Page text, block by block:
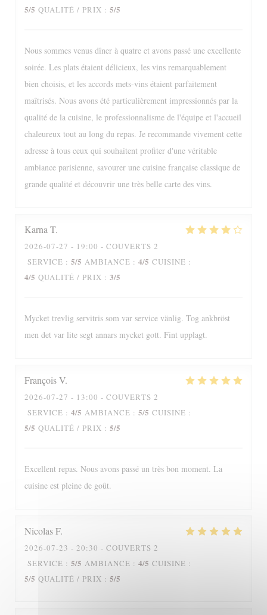
5/5 QUALITÉ / PRIX : 5/5
Nous sommes venus dîner à quatre et avons passé une excellente
soirée. Les plats étaient délicieux, les vins remarquablement
bien choisis, et les accords mets-vins étaient parfaitement
maîtrisés. Nous avons été particulièrement impressionnés par la
qualité de la cuisine, le professionnalisme de l'équipe et l'accueil
chaleureux tout au long du repas. Je recommande vivement cette
adresse à tous ceux qui souhaitent profiter d'une véritable
ambiance parisienne, savourer une cuisine française classique de
grande qualité et découvrir une très belle carte des vins.
Karna T
2026-07-27 - 19:00 - COUVERTS 2
SERVICE : 5/5 AMBIANCE : 4/5 CUISINE :
4/5 QUALITÉ / PRIX : 3/5
Mycket trevlig servitris som var service vänlig. Tog ankbröst
men det var lite segt annars mycket gott. Fint upplagt.
FrançoisV
2026-07-27 - 13:00 - COUVERTS 2
SERVICE : 4/5 AMBIANCE : 5/5 CUISINE :
5/5 QUALITÉ / PRIX : 5/5
Excellent repas. Nous avons passé un très bon moment. La
cuisine est pleine de goût.
NicolasF
2026-07-23 - 20:30 - COUVERTS 2
SERVICE : 5/5 AMBIANCE : 4/5 CUISINE :
5/5 QUALITÉ / PRIX : 5/5